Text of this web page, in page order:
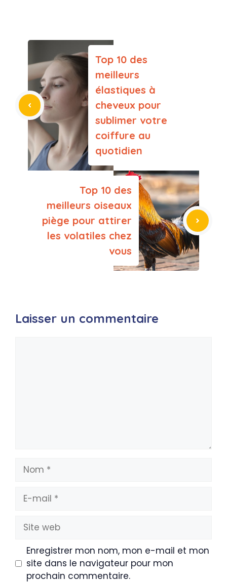
Top 10 des
meilleurs
élastiques à
cheveux pour
sublimer votre
coiffure au
quotidien
Top 10 des
meilleurs oiseaux
piège pour attirer
les volatiles chez
vous
Laisser un commentaire
Nom
mail
Site
web
Enregistrer mon nom, mon e-mail et mon
site dans le navigateur pour mon
prochain commentaire.